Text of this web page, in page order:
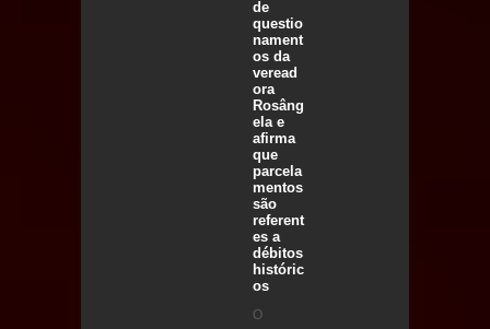
de
questio
nament
os da
veread
ora
Rosâng
ela e
afirma
que
parcela
mentos
são
referent
es a
débitos
históric
os
O